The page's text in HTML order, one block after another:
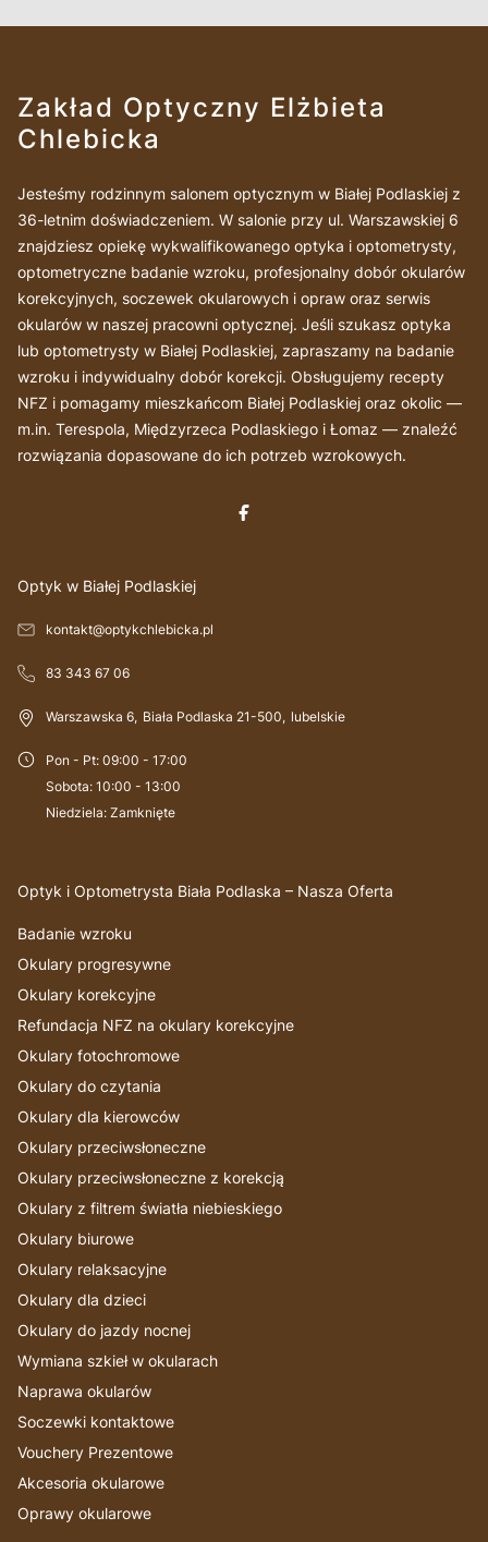
Zakład Optyczny Elżbieta
Chlebicka
Jesteśmy rodzinnym salonem optycznym w Białej Podlaskiej z
36-letnim doświadczeniem. W salonie przy ul. Warszawskiej 6
znajdziesz opiekę wykwalifikowanego optyka i optometrysty,
optometryczne badanie wzroku, profesjonalny dobór okularów
korekcyjnych, soczewek okularowych i opraw oraz serwis
okularów w naszej pracowni optycznej. Jeśli szukasz optyka
lub optometrysty w Białej Podlaskiej, zapraszamy na badanie
wzroku i indywidualny dobór korekcji. Obsługujemy recepty
NFZ i pomagamy mieszkańcom Białej Podlaskiej oraz okolic —
m.in. Terespola, Międzyrzeca Podlaskiego i Łomaz — znaleźć
rozwiązania dopasowane do ich potrzeb wzrokowych.
Optyk w Białej Podlaskiej
kontakt@optykchlebicka.pl
83 343 67 06
Warszawska 6, Biała Podlaska 21-500, lubelskie
Pon - Pt: 09:00 - 17:00
Sobota: 10:00 - 13:00
Niedziela: Zamknięte
Optyk i Optometrysta Biała Podlaska – Nasza Oferta
Badanie wzroku
Okulary progresywne
Okulary korekcyjne
Refundacja NFZ na okulary korekcyjne
Okulary fotochromowe
Okulary do czytania
Okulary dla kierowców
Okulary przeciwsłoneczne
Okulary przeciwsłoneczne z korekcją
Okulary z filtrem światła niebieskiego
Okulary biurowe
Okulary relaksacyjne
Okulary dla dzieci
Okulary do jazdy nocnej
Wymiana szkieł w okularach
Naprawa okularów
Soczewki kontaktowe
Vouchery Prezentowe
Akcesoria okularowe
Oprawy okularowe